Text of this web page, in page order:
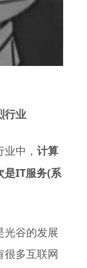
行业
中， 计算
是IT服务(系
光谷的发展
很多互联网